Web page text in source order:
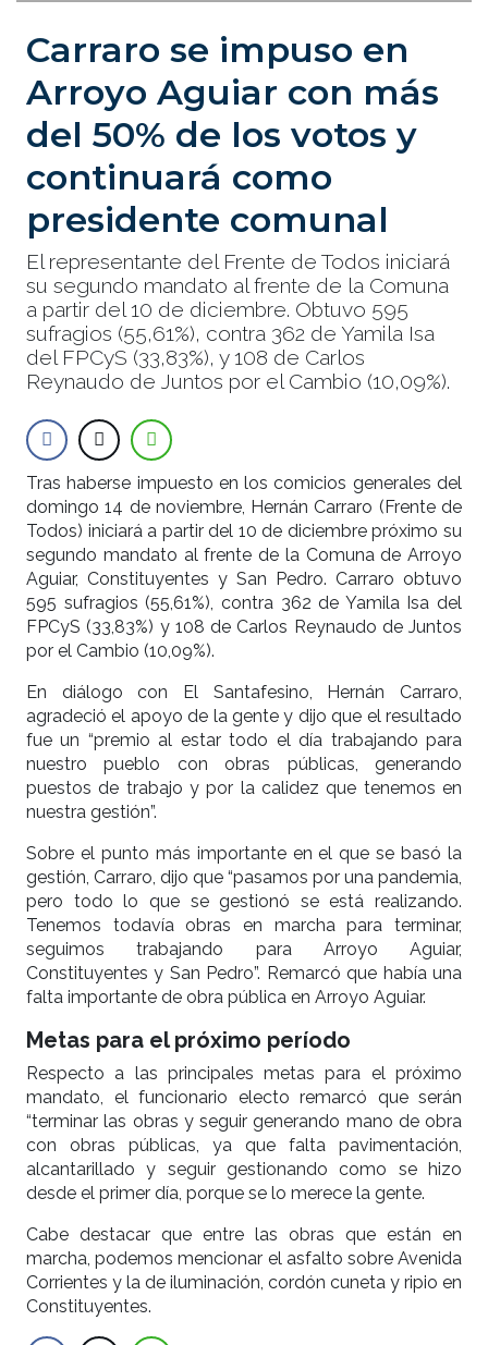
Carraro se impuso en
Arroyo Aguiar con más
del 50% de los votos y
continuará como
presidente comunal
El representante del Frente de Todos iniciará
su segundo mandato al frente de la Comuna
a partir del 10 de diciembre. Obtuvo 595
sufragios (55,61%), contra 362 de Yamila Isa
del FPCyS (33,83%), y 108 de Carlos
Reynaudo de Juntos por el Cambio (10,09%).
Tras haberse impuesto en los comicios generales del
domingo 14 de noviembre, Hernán Carraro (Frente de
Todos) iniciará a partir del 10 de diciembre próximo su
segundo mandato al frente de la Comuna de Arroyo
Aguiar, Constituyentes y San Pedro. Carraro obtuvo
595 sufragios (55,61%), contra 362 de Yamila Isa del
FPCyS (33,83%) y 108 de Carlos Reynaudo de Juntos
por el Cambio (10,09%).
En diálogo con El Santafesino, Hernán Carraro,
agradeció el apoyo de la gente y dijo que el resultado
fue un “premio al estar todo el día trabajando para
nuestro pueblo con obras públicas, generando
puestos de trabajo y por la calidez que tenemos en
nuestra gestión”.
Sobre el punto más importante en el que se basó la
gestión, Carraro, dijo que “pasamos por una pandemia,
pero todo lo que se gestionó se está realizando.
Tenemos todavía obras en marcha para terminar,
seguimos trabajando para Arroyo Aguiar,
Constituyentes y San Pedro”. Remarcó que había una
falta importante de obra pública en Arroyo Aguiar.
Metas para el próximo período
Respecto a las principales metas para el próximo
mandato, el funcionario electo remarcó que serán
“terminar las obras y seguir generando mano de obra
con obras públicas, ya que falta pavimentación,
alcantarillado y seguir gestionando como se hizo
desde el primer día, porque se lo merece la gente.
Cabe destacar que entre las obras que están en
marcha, podemos mencionar el asfalto sobre Avenida
Corrientes y la de iluminación, cordón cuneta y ripio en
Constituyentes.